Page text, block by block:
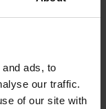
ads, to
our traffic.
of our site with
koupací šortky